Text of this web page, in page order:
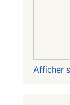
Afficher